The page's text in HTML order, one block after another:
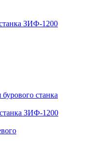
ЗИФ-1200
станка
ЗИФ-1200